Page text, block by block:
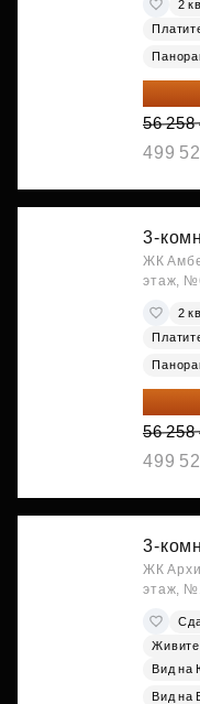
2
34
56 258
499
3-
ЖК
этаж,
2
34
56 258
499
3-
ЖК
этаж,
Живите
Вид на
Вид на